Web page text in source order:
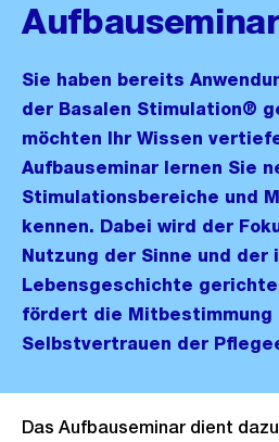
Sie haben bereits
der Basalen Stimulation®
möchten Ihr Wissen
Aufbauseminar lernen Sie
Stimulationsbereiche und
kennen. Dabei wird der
Nutzung der Sinne und der
Lebensgeschichte
fördert die Mitbestimmung
Selbstvertrauen der
Das Aufbauseminar dient